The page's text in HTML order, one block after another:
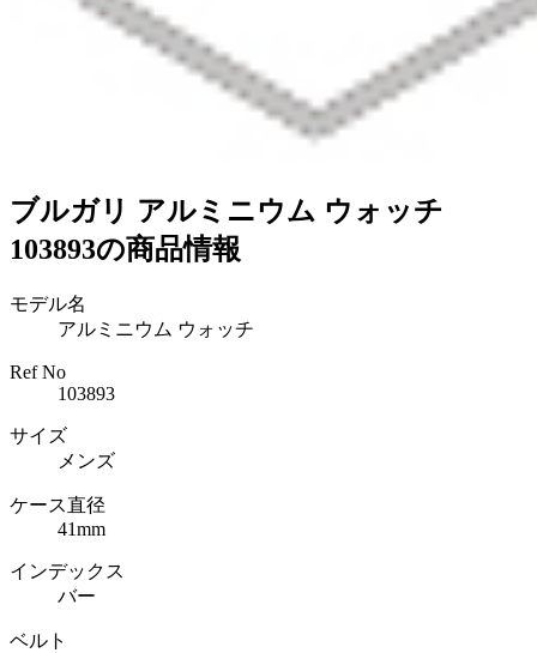
ブルガリ アルミニウム ウォッチ
103893の商品情報
モデル名
アルミニウム ウォッチ
Ref No
103893
サイズ
メンズ
ケース直径
41mm
インデックス
バー
ベルト